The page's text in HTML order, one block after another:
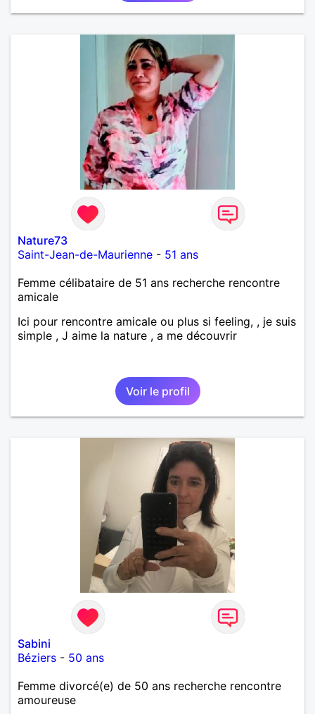
Nature73
Saint-Jean-de-Maurienne - 51 ans
Femme célibataire de 51 ans recherche rencontre
amicale
Ici pour rencontre amicale ou plus si feeling, , je suis
simple , J aime la nature , a me découvrir
Voir le profil
Sabini
Béziers - 50 ans
Femme divorcé(e) de 50 ans recherche rencontre
amoureuse